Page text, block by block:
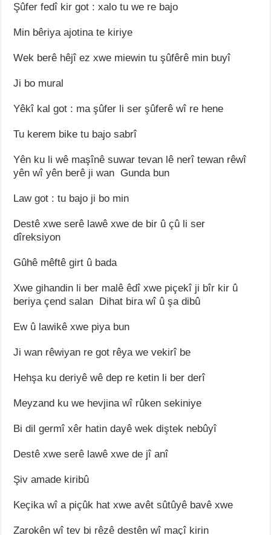
Şûfer fedî kir got : xalo tu we re bajo
Min bêriya ajotina te kiriye
Wek berê hêjî ez xwe miewin tu şûfêrê min buyî
Ji bo mural
Yêkî kal got : ma şûfer li ser şûferê wî re hene
Tu kerem bike tu bajo sabrî
Yên ku li wê maşînê suwar tevan lê nerî tewan rêwî
yên wî yên berê ji wan Gunda bun
Law got : tu bajo ji bo min
Destê xwe serê lawê xwe de bir û çû li ser
dîreksiyon
Gûhê mêftê girt û bada
Xwe gihandin li ber malê êdî xwe piçekî ji bîr kir û
beriya çend salan Dihat bira wî û şa dibû
Ew û lawikê xwe piya bun
Ji wan rêwiyan re got rêya we vekirî be
Hehşa ku deriyê wê dep re ketin li ber derî
Meyzand ku we hevjina wî rûken sekiniye
Bi dil germî xêr hatin dayê wek diştek nebûyî
Destê xwe serê lawê xwe de jî anî
Şiv amade kiribû
Keçika wî a piçûk hat xwe avêt sûtûyê bavê xwe
Zarokên wî tev bi rêzê destên wî maçî kirin